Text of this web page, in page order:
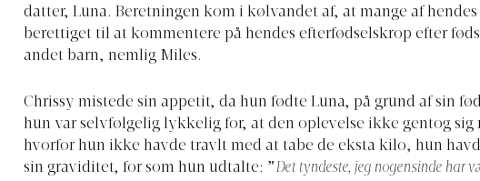
datter, Luna. Beretningen kom i kølvandet af, at mange af
berettiget til at kommentere på hendes efterfødselskrop efter
andet barn, nemlig Miles.
Chrissy mistede sin appetit, da hun fødte Luna, på grund af sin
hun var selvfølgelig lykkelig for, at den oplevelse ikke gentog sig
hvorfor hun ikke havde travlt med at tabe de eksta kilo, hun
sin graviditet, for som hun udtalte: ”Det tyndeste, jeg nogensinde har